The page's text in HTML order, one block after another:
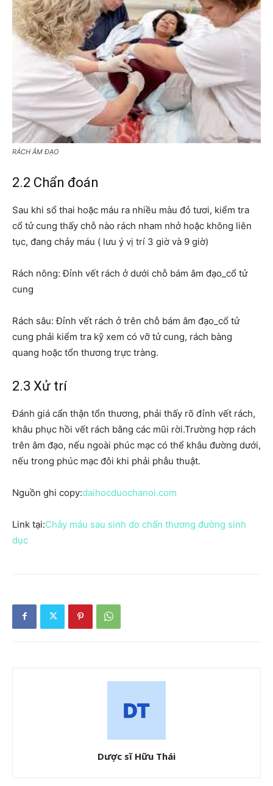
RÁCH ÂM ĐẠO
2.2 Chẩn đoán
Sau khi sổ thai hoặc máu ra nhiều màu đỏ tươi, kiểm tra
cổ tử cung thấy chỗ nào rách nham nhở hoặc không liên
tục, đang chảy máu ( lưu ý vị trí 3 giờ và 9 giờ)
Rách nông: Đỉnh vết rách ở dưới chỗ bám âm đạo_cổ tử
cung
Rách sâu: Đỉnh vết rách ở trên chỗ bám âm đạo_cổ tử
cung phải kiểm tra kỹ xem có vỡ tử cung, rách bàng
quang hoặc tổn thương trực tràng.
2.3 Xử trí
Đánh giá cẩn thận tổn thương, phải thấy rõ đỉnh vết rách,
khâu phục hồi vết rách bằng các mũi rời.Trường hợp rách
trên âm đạo, nếu ngoài phúc mạc có thể khâu đường dưới,
nếu trong phúc mạc đôi khi phải phẫu thuật.
Nguồn ghi copy:daihocduochanoi.com
Link tại:Chảy máu sau sinh do chấn thương đường sinh
dục
Dược sĩ Hữu Thái